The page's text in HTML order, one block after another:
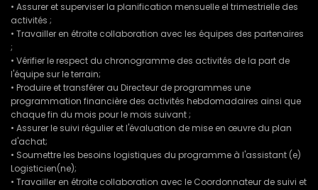
• Assurer et superviser la planification mensuelle el trimestrielle des
activités ;
• Travailler en étroite collaboration avec les équipes des partenaires
;
• Vérifier le respect du chronogramme des activités de la part de
l'équipe sur le terrain;
• Produire et transférer au Directeur de programmes une
programmation financière des activités hebdomadaires ainsi que
chaque fin du mois pour le mois suivant ;
• Assurer le suivi régulier et l'évaluation de mise en œuvre du plan
d'achat;
• Soumettre les besoins logistiques du programme à l'assistant (e)
Logisticien(ne);
• Travailler en étroite collaboration avec le Coordonnateur de suivi et